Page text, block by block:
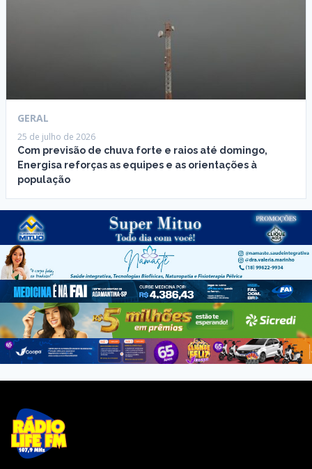
GERAL
25 de julho de 2026
Com previsão de chuva forte e raios até domingo,
Energisa reforças as equipes e as orientações à
população